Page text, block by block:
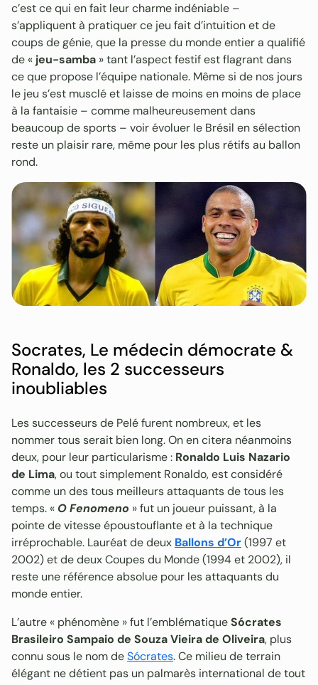
c’est ce qui en fait leur charme indéniable –
s’appliquent à pratiquer ce jeu fait d’intuition et de
coups de génie, que la presse du monde entier a qualifié
de « jeu-samba » tant l’aspect festif est flagrant dans
ce que propose l’équipe nationale. Même si de nos jours
le jeu s’est musclé et laisse de moins en moins de place
à la fantaisie – comme malheureusement dans
beaucoup de sports – voir évoluer le Brésil en sélection
reste un plaisir rare, même pour les plus rétifs au ballon
rond.
Socrates, Le médecin démocrate &
Ronaldo, les 2 successeurs
inoubliables
Les successeurs de Pelé furent nombreux, et les
nommer tous serait bien long. On en citera néanmoins
deux, pour leur particularisme : Ronaldo Luis Nazario
de Lima, ou tout simplement Ronaldo, est considéré
comme un des tous meilleurs attaquants de tous les
temps. « O Fenomeno » fut un joueur puissant, à la
pointe de vitesse époustouflante et à la technique
irréprochable. Lauréat de deux Ballons d’Or(1997 et
2002) et de deux Coupes du Monde (1994 et 2002), il
reste une référence absolue pour les attaquants du
monde entier.
L’autre « phénomène » fut l’emblématiqueSócrates
Brasileiro Sampaio de Souza Vieira de Oliveira, plus
connu sous le nom deSócrates. Ce milieu de terrain
élégant ne détient pas un palmarès international de tout